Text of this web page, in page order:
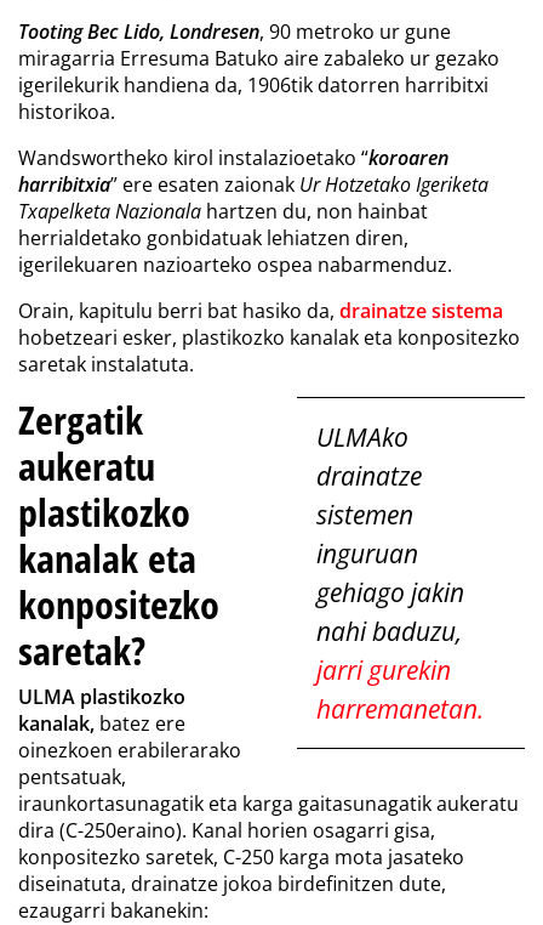
Tooting Bec Lido, Londresen, 90 metroko ur gune
miragarria Erresuma Batuko aire zabaleko ur gezako
igerilekurik handiena da, 1906tik datorren harribitxi
historikoa.
Wandswortheko kirol instalazioetako “koroaren
harribitxia” ere esaten zaionak Ur Hotzetako Igeriketa
Txapelketa Nazionala hartzen du, non hainbat
herrialdetako gonbidatuak lehiatzen diren,
igerilekuaren nazioarteko ospea nabarmenduz.
Orain, kapitulu berri bat hasiko da, drainatze sistema
hobetzeari esker, plastikozko kanalak eta konpositezko
saretak instalatuta.
ULMAko
drainatze
sistemen
inguruan
gehiago jakin
nahi baduzu,
jarri gurekin
harremanetan.
Zergatik
aukeratu
plastikozko
kanalak eta
konpositezko
saretak?
ULMA plastikozko
kanalak, batez ere
oinezkoen erabilerarako
pentsatuak,
iraunkortasunagatik eta karga gaitasunagatik aukeratu
dira (C-250eraino). Kanal horien osagarri gisa,
konpositezko saretek, C-250 karga mota jasateko
diseinatuta, drainatze jokoa birdefinitzen dute,
ezaugarri bakanekin: